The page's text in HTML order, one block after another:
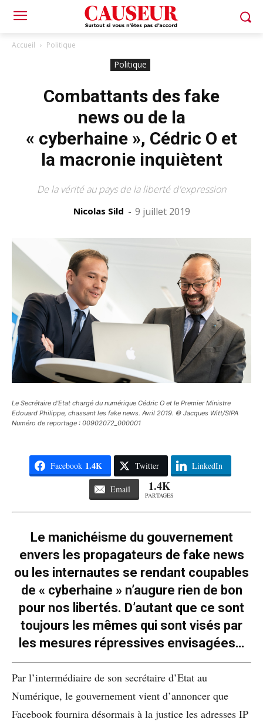
Accueil Politique
Politique
Combattants des fake
news ou de la
« cyberhaine », Cédric O et
la macronie inquiètent
De la vérité au pays de la liberté d'expression
Nicolas Sild - 9 juillet 2019
Le Secrétaire d'Etat chargé du numérique Cédric O et le Premier Ministre
Edouard Philippe, chassant les fake news. Avril 2019. © Jacques Witt/SIPA
Numéro de reportage : 00902072_000001
Facebook 1.4K Twitter LinkedIn
Email 1.4K
PARTAGES
Le manichéisme du gouvernement
envers les propagateurs de fake news
ou les internautes se rendant coupables
de « cyberhaine » n’augure rien de bon
pour nos libertés. D’autant que ce sont
toujours les mêmes qui sont visés par
les mesures répressives envisagées…
Par l’intermédiaire de son secrétaire d’Etat au
Numérique, le gouvernement vient d’annoncer que
Facebook fournira désormais à la justice les adresses IP